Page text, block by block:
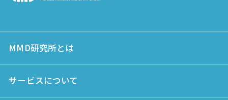
MMD研究所とは
サービスについて